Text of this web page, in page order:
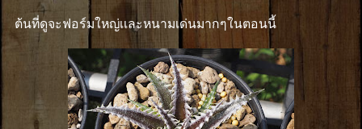
ต้นที่ดูจะฟอร์มใหญ่เเละหนามเด่นมากๆในตอนนี้